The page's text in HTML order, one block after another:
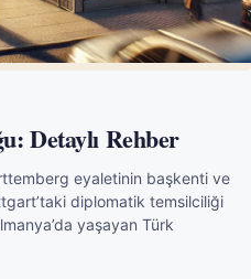
Detaylı Rehber
eyaletinin başkenti ve
diplomatik temsilciliği
yaşayan Türk